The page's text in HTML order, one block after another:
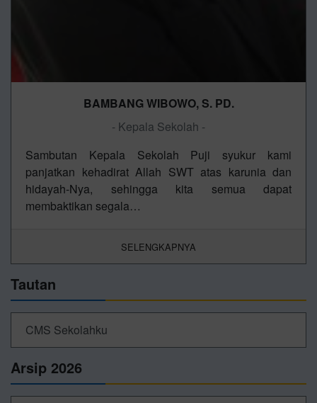
BAMBANG WIBOWO, S. PD.
- Kepala Sekolah -
Sambutan Kepala Sekolah Puji syukur kami
panjatkan kehadirat Allah SWT atas karunia dan
hidayah-Nya, sehingga kita semua dapat
membaktikan segala…
SELENGKAPNYA
Tautan
CMS Sekolahku
Arsip 2026